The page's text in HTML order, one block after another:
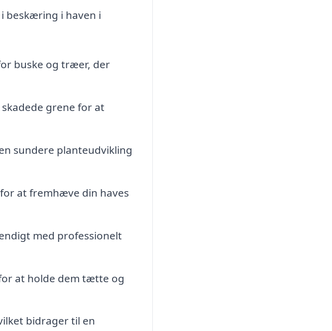
beskæring i haven i
buske og træer, der
grene for at
sundere planteudvikling
at fremhæve din haves
med professionelt
at holde dem tætte og
bidrager til en